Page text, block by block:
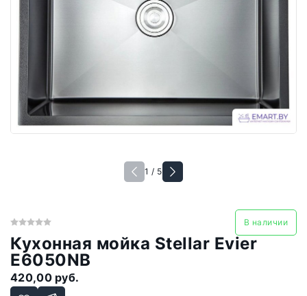
1 / 5
В наличии
Кухонная мойка Stellar Evier
E6050NB
420,00 руб.